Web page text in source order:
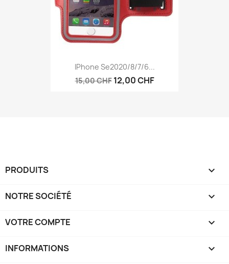
IPhone Se2020/8/7/6...
15,00 CHF 12,00 CHF
PRODUITS 
NOTRE SOCIÉTÉ 
VOTRE COMPTE 
INFORMATIONS keyboard_arrow_down